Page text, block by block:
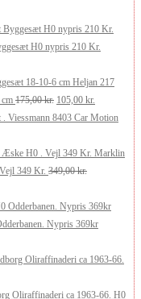
250,00 kr..200,00 kr..
H0 nypris 210 Kr.
Heljan 217
175,00kr. Den
oprindelige
var:
175,00 kr..
105,00 kr.
aktuelle
er:
105,00 kr..
Viessmann 8403 Car Motion
Marklin
349 Kr. 349,00kr.
Nypris 369kr
Oliraffinaderi ca 1963-66. H0